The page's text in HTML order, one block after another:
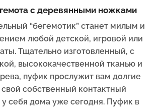
с деревянными ножками
“бегемотик” станет милым и
любой детской, игровой или
Тщательно изготовленный, с
высококачественной тканью и
пуфик прослужит вам долгие
собственный контактный
себя дома уже сегодня. Пуфик в